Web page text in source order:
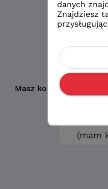
Masz kod otrzymany w
(mam